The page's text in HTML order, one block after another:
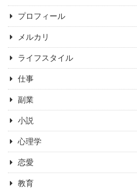
プロフィール
メルカリ
ライフスタイル
仕事
副業
小説
心理学
恋愛
教育